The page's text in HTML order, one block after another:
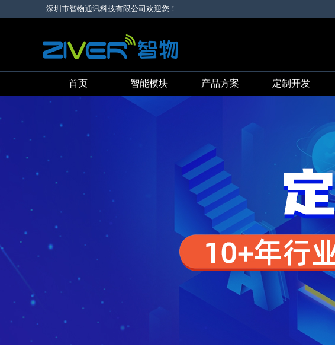
深圳市智物通讯科技有限公司欢迎您！
首页 智能模块 产品方案 定制开发